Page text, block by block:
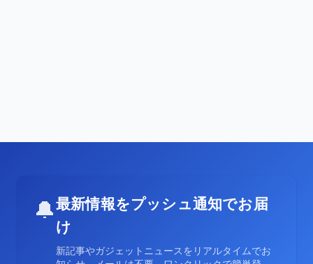
🔔最新情報をプッシュ通知でお届
け
新記事やガジェットニュースをリアルタイムでお